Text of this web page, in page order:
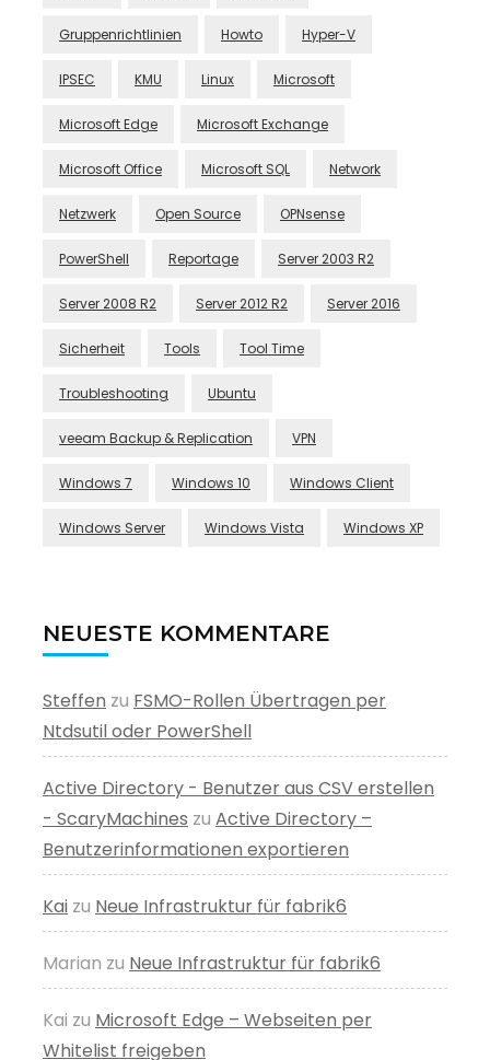
Gruppenrichtlinien Howto Hyper-V
IPSEC KMU Linux Microsoft
Microsoft Edge Microsoft Exchange
Microsoft Office Microsoft SQL Network
Netzwerk Open Source OPNsense
PowerShell Reportage Server 2003 R2
Server 2008 R2 Server 2012 R2 Server 2016
Sicherheit Tools Tool Time
Troubleshooting Ubuntu
veeam Backup & Replication VPN
Windows 7 Windows 10 Windows Client
Windows Server Windows Vista Windows XP
NEUESTE KOMMENTARE
Steffen zu FSMO-Rollen Übertragen per
Ntdsutil oder PowerShell
Active Directory - Benutzer aus CSV erstellen
- ScaryMachines zu Active Directory –
Benutzerinformationen exportieren
Kai zu Neue Infrastruktur für fabrik6
Marian zu Neue Infrastruktur für fabrik6
Kai zu Microsoft Edge – Webseiten per
Whitelist freigeben